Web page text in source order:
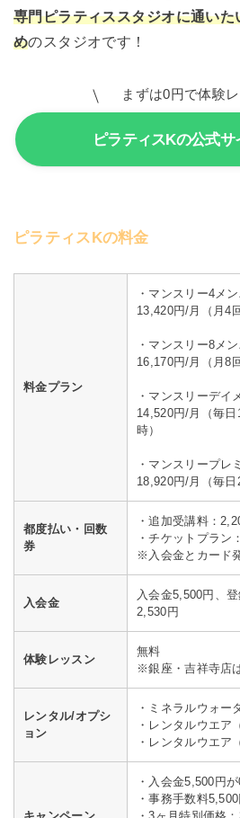
専門ピラティススタジオに通い
めのスタジオです！
まずは0円で体験
ピラティスKの公式サ
ピラティスKの料金
料金プラン
・マンスリー4メ
13,420円/月（月4回
・マンスリー8メ
16,170円/月（月8回
・マンスリーデイ
14,520円/月（毎
時）
・マンスリープレ
18,920円/月（毎日
都度払い・回数
券
・追加受講料：
・チケットプラン
※入会金とカード
入会金
入会金5,500円、
2,530円
体験レッスン
無料
※銀座・吉祥寺店
レンタル/オプシ
ョン
・ミネラルウォー
・レンタルウエア
・レンタルウエア
・入会金5,500円が
・事務手数料